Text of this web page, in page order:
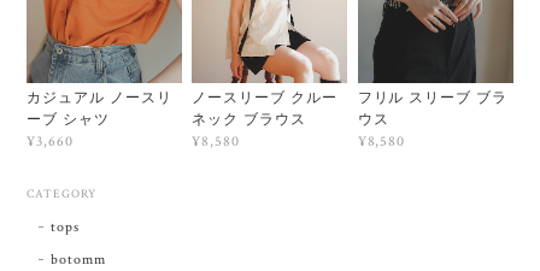
カジュアル ノースリ
ーブ シャツ
¥3,660
ノースリーブ クルー
ネック ブラウス
¥8,580
フリル スリーブ ブラ
ウス
¥8,580
CATEGORY
tops
botomm